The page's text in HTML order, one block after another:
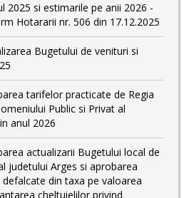
2025 si estimarile pe anii 2026 -
Hotararii nr. 506 din 17.12.2025
Bugetului de venituri si
tarifelor practicate de Regia
Public si Privat al
anul 2026
actualizarii Bugetului local de
judetului Arges si aprobarea
din taxa pe valoarea
cheltuielilor privind